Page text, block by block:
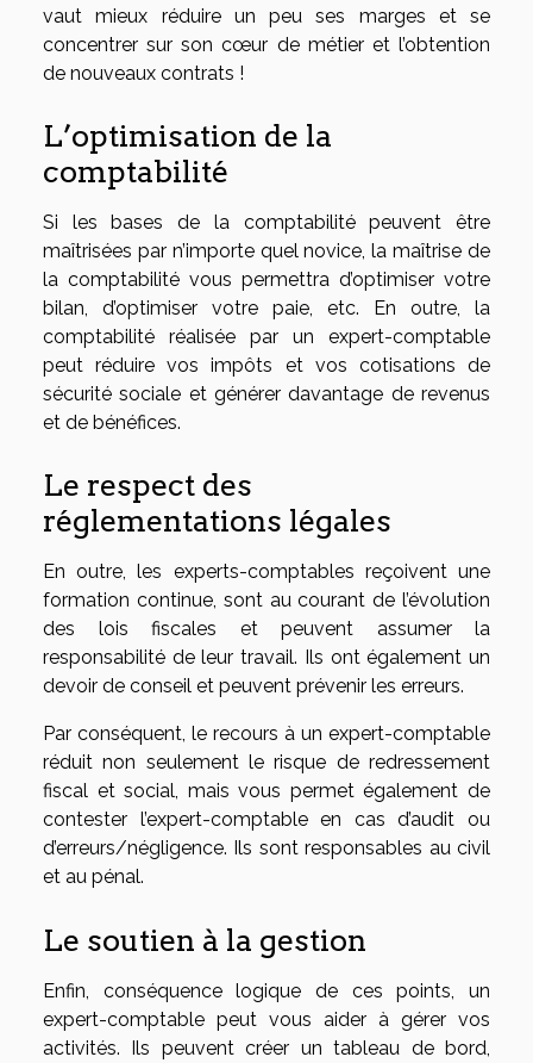
vaut mieux réduire un peu ses marges et se
concentrer sur son cœur de métier et l’obtention
de nouveaux contrats !
L’optimisation de la
comptabilité
Si les bases de la comptabilité peuvent être
maîtrisées par n’importe quel novice, la maîtrise de
la comptabilité vous permettra d’optimiser votre
bilan, d’optimiser votre paie, etc. En outre, la
comptabilité réalisée par un expert-comptable
peut réduire vos impôts et vos cotisations de
sécurité sociale et générer davantage de revenus
et de bénéfices.
Le respect des
réglementations légales
En outre, les experts-comptables reçoivent une
formation continue, sont au courant de l’évolution
des lois fiscales et peuvent assumer la
responsabilité de leur travail. Ils ont également un
devoir de conseil et peuvent prévenir les erreurs.
Par conséquent, le recours à un expert-comptable
réduit non seulement le risque de redressement
fiscal et social, mais vous permet également de
contester l’expert-comptable en cas d’audit ou
d’erreurs/négligence. Ils sont responsables au civil
et au pénal.
Le soutien à la gestion
Enfin, conséquence logique de ces points, un
expert-comptable peut vous aider à gérer vos
activités. Ils peuvent créer un tableau de bord,